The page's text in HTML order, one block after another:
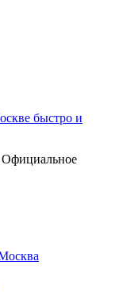
быстро и
Официальное